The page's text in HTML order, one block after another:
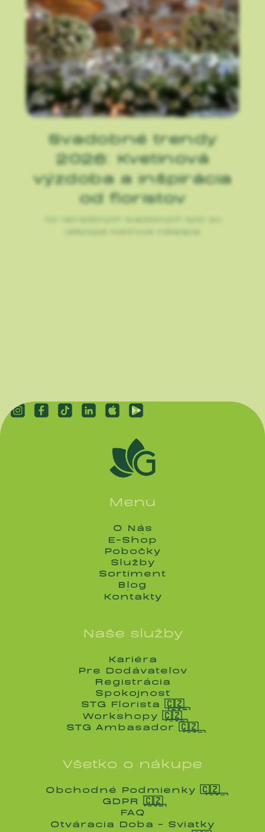
Svadobné trendy
2026: Kvetinová
výzdoba a inšpirácia
od floristov
Od netradičných svadobných kytíc po
Menu
O Nás
O Nás
E-Shop
E-Shop
Pobočky
Pobočky
Služby
Služby
Sortiment
Sortiment
Blog
Blog
Kontakty
Kontakty
Naše služby
Kariéra
Kariéra
Pre Dodávateľov
Pre Dodávateľov
Registrácia
Registrácia
Spokojnosť
Spokojnosť
STG Florista 🇨🇿
STG Florista 🇨🇿
Workshopy 🇨🇿
Workshopy 🇨🇿
STG Ambasador 🇨🇿
STG Ambasador 🇨🇿
Všetko o nákupe
Obchodné Podmienky 🇨🇿
Obchodné Podmienky 🇨🇿
GDPR 🇨🇿
GDPR 🇨🇿
FAQ
FAQ
Otváracia Doba - Sviatky